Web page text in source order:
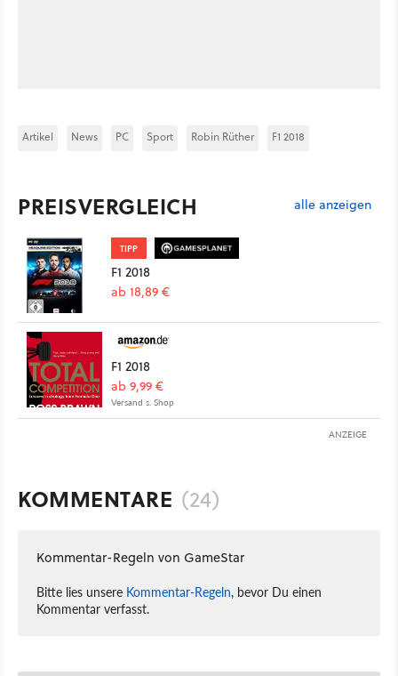
Artikel News PC Sport Robin Rüther F1 2018
PREISVERGLEICH alle anzeigen
TIPP
F1 2018
ab 18,89 €
F1 2018
ab 9,99 €
Versand s. Shop
ANZEIGE
KOMMENTARE (24)
Kommentar-Regeln von GameStar
Bitte lies unsere Kommentar-Regeln, bevor Du einen
Kommentar verfasst.